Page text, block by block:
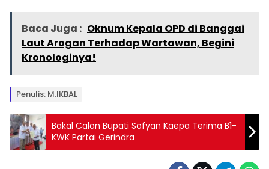
Baca Juga : Oknum Kepala OPD di Banggai
Laut Arogan Terhadap Wartawan, Begini
Kronologinya!
Penulis: M.IKBAL
Bakal Calon Bupati Sofyan Kaepa Terima B1-
KWK Partai Gerindra